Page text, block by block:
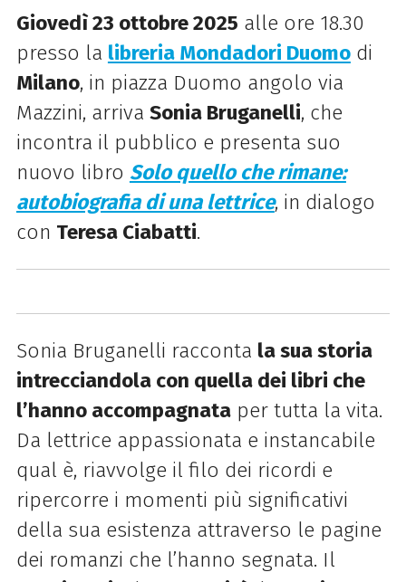
Giovedì 23 ottobre 2025 alle ore 18.30
presso la libreria Mondadori Duomodi
Milano, in piazza Duomo angolo via
Mazzini, arriva Sonia Bruganelli, che
incontra il pubblico e presenta suo
nuovo libro Solo quello che rimane:
autobiografia di una lettrice, in dialogo
con Teresa Ciabatti.
Sonia Bruganelli racconta la sua storia
intrecciandola con quella dei libri che
l’hanno accompagnataper tutta la vita.
Da lettrice appassionata e instancabile
qual è, riavvolge il filo dei ricordi e
ripercorre i momenti più significativi
della sua esistenza attraverso le pagine
dei romanzi che l’hanno segnata. Il